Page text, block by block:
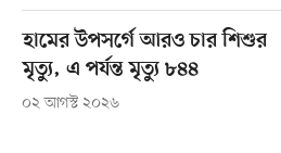
হামের উপসর্গে আরও চার শিশুর
মৃত্যু, এ পর্যন্ত মৃত্যু ৮৪৪
০২ আগস্ট ২০২৬